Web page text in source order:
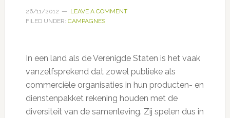
26/11/2012
LEAVE A COMMENT
FILED UNDER: CAMPAGNES
In een land als de Verenigde Staten is het vaak
vanzelfsprekend dat zowel publieke als
commerciële organisaties in hun producten- en
dienstenpakket rekening houden met de
diversiteit van de samenleving. Zij spelen dus in